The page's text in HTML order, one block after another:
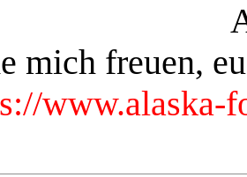
mich freuen,
www.alaska-